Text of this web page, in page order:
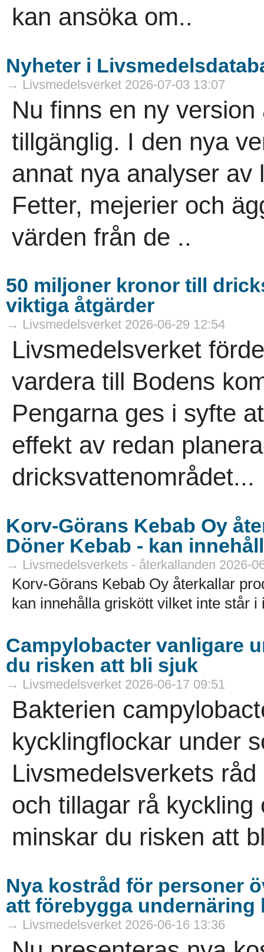
kan ansöka om..
Nyheter i
→ Livsmedelsverket 2026-07-03 13:07
Nu finns en ny
tillgänglig. I den nya
annat nya analyser av
Fetter, mejerier och
värden från de ..
50 miljoner kronor till
viktiga åtgärder
→ Livsmedelsverket 2026-06-29 12:54
Livsmedelsverket
vardera till Bodens
Pengarna ges i syfte
effekt av redan
dricksvattenområdet...
Korv-Görans Kebab Oy
Döner Kebab - kan
→ Livsmedelsverkets - återkallanden 2026-
Korv-Görans Kebab Oy återkallar
kan innehålla griskött vilket inte står
Campylobacter vanligare
du risken att bli sjuk
→ Livsmedelsverket 2026-06-17 09:51
Bakterien
kycklingflockar under
Livsmedelsverkets
och tillagar rå
minskar du risken att
Nya kostråd för personer
att förebygga undernäring
→ Livsmedelsverket 2026-06-16 13:36